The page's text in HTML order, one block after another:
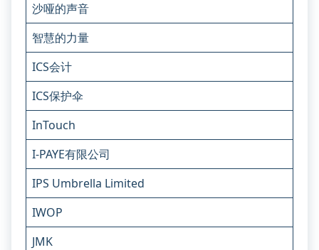
沙哑的声音
智慧的力量
ICS会计
ICS保护伞
InTouch
I-PAYE有限公司
IPS Umbrella Limited
IWOP
JMK